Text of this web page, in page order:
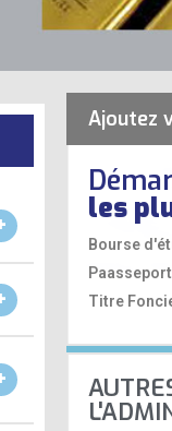
Ajoutez
les
Bourse
Paasseport
Titre